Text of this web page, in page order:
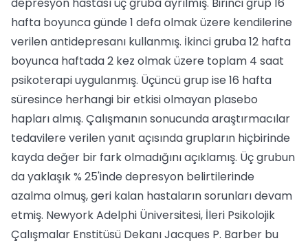
hafta boyunca günde 1 defa olmak üze­re kendilerine
verilen antidepresanı kullanmış. İkin­ci gruba 12 hafta
boyunca haftada 2 kez olmak üzere toplam 4 saat
psikoterapi uygulanmış. Üçüncü grup ise 16 hafta
süresince herhangi bir etkisi olmayan plasebo
hapları almış. Çalışmanın sonucunda araş­tırmacılar
tedavilere verilen yanıt açısında grupla­rın hiçbirinde
kayda değer bir fark olmadığını açık­lamış. Üç grubun
da yaklaşık % 25'inde depresyon belirtilerinde
azalma olmuş, geri kalan hastaların so­runları devam
etmiş. Newyork Adelphi Üniversite­si, İleri Psikolojik
Çalışmalar Enstitüsü Dekanı Jac­ques P. Barber bu